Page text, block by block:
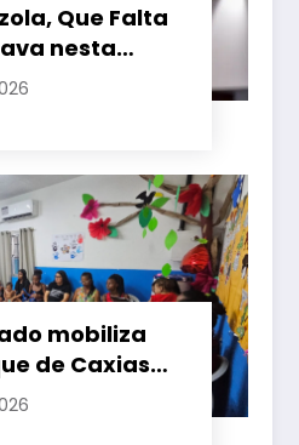
Que Falta
nesta
episódio
estadual
mobiliza
de Caxias